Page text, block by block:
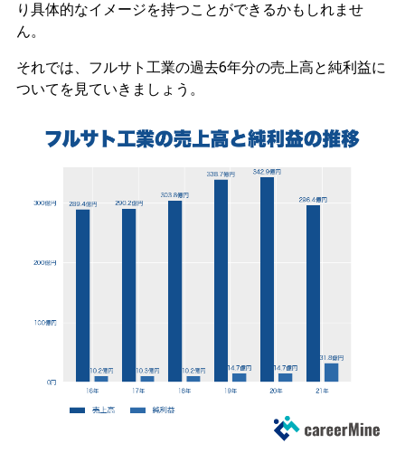
り具体的なイメージを持つことができるかもしれませ
ん。
それでは、フルサト工業の過去6年分の売上高と純利益に
ついてを見ていきましょう。